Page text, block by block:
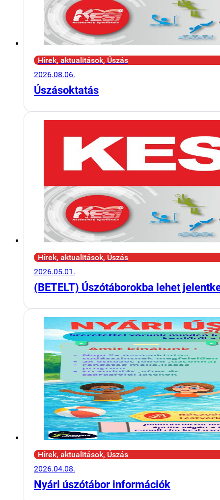
Hírek, aktualitások, Úszás
2026.08.06.
Úszásoktatás
Hírek, aktualitások, Úszás
2026.05.01.
(BETELT) Úszótáborokba lehet
Hírek, aktualitások, Úszás
2026.04.08.
Nyári úszótábor információk